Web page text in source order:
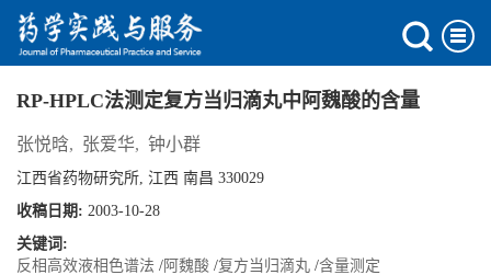
RP-HPLC法测定复方当归滴丸中阿魏酸的含量
张悦晗, 张爱华, 钟小群
江西省药物研究所, 江西 南昌 330029
收稿日期: 2003-10-28
关键词:
反相高效液相色谱法 /阿魏酸 /复方当归滴丸 /含量测定